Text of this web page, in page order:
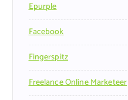
Epurple
Facebook
Fingerspitz
Freelance Online Marketeer